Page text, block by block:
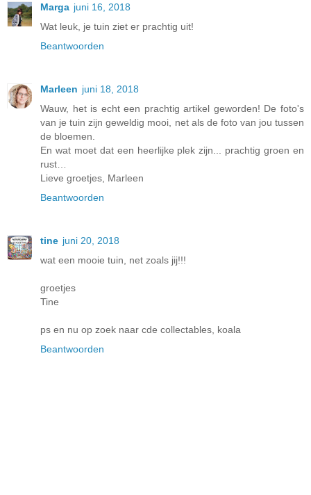
Marga juni 16, 2018
Wat leuk, je tuin ziet er prachtig uit!
Beantwoorden
Marleen juni 18, 2018
Wauw, het is echt een prachtig artikel geworden! De foto's
van je tuin zijn geweldig mooi, net als de foto van jou tussen
de bloemen.
En wat moet dat een heerlijke plek zijn... prachtig groen en
rust…
Lieve groetjes, Marleen
Beantwoorden
tine juni 20, 2018
wat een mooie tuin, net zoals jij!!!
groetjes
Tine
ps en nu op zoek naar cde collectables, koala
Beantwoorden